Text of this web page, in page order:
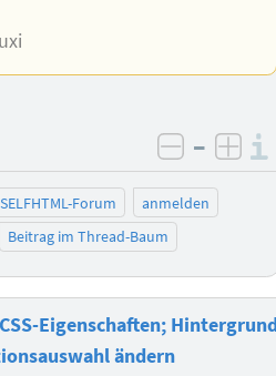
negativ
–
SELFHTML-Forum
anmelden
Beitrag im Thread-Baum
Eigenschaften;
ändern